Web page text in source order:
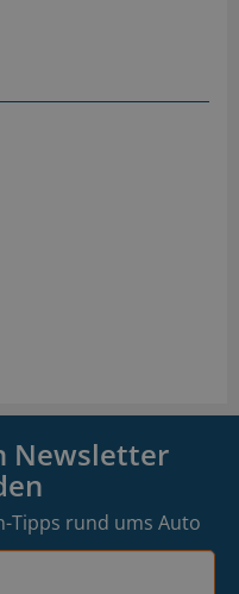
Newsletter
Tipps rund ums Auto